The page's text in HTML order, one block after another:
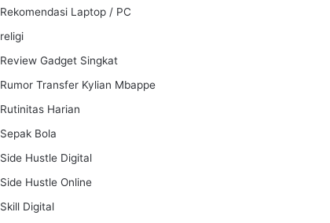
Rekomendasi Laptop / PC
religi
Review Gadget Singkat
Rumor Transfer Kylian Mbappe
Rutinitas Harian
Sepak Bola
Side Hustle Digital
Side Hustle Online
Skill Digital